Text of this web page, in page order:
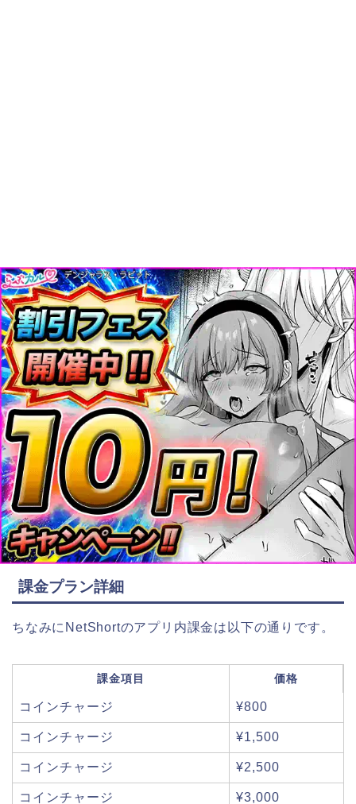
課金プラン詳細
ちなみにNetShortのアプリ内課金は以下の通りです。
課金項目 価格
コインチャージ ¥800
コインチャージ ¥1,500
コインチャージ ¥2,500
コインチャージ ¥3,000